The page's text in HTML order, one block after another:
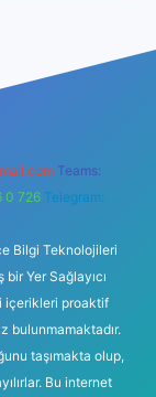
Teams:
0 726 Telegram:
Bilgi Teknolojileri
Yer Sağlayıcı
içerikleri proaktif
bulunmamaktadır.
taşımakta olup,
Bu internet